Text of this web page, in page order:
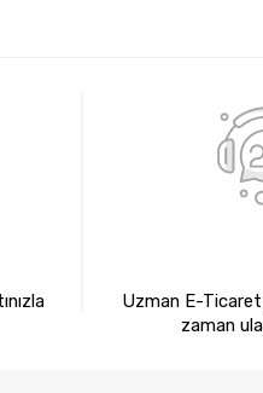
Uzman E-
zaman